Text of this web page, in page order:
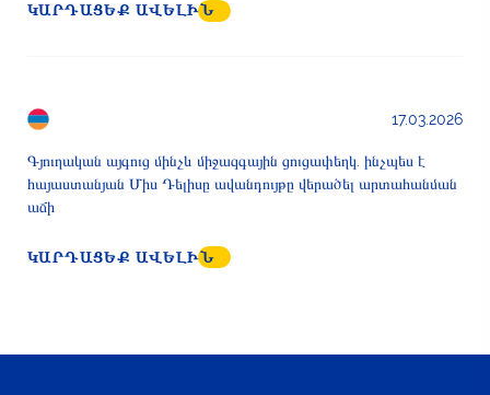
ԿԱՐԴԱՑԵՔ ԱՎԵԼԻՆ
17.03.2026
Գյուղական այգուց մինչև միջազգային ցուցափեղկ. ինչպես է
հայաստանյան Միս Դելիսը ավանդույթը վերածել արտահանման
աճի
ԿԱՐԴԱՑԵՔ ԱՎԵԼԻՆ